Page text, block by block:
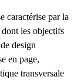
caractérise par la
les objectifs
design
en page,
transversale